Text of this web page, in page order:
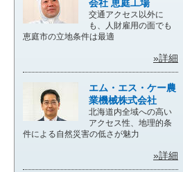
会社 恵庭工場
交通アクセス以外に
も、人財雇用の面でも
恵庭市の立地条件は最適
»詳細
エム・エス・ケー農
業機械株式会社
北海道内全域への高い
アクセス性、地理的条
件による自然災害の低さが魅力
»詳細